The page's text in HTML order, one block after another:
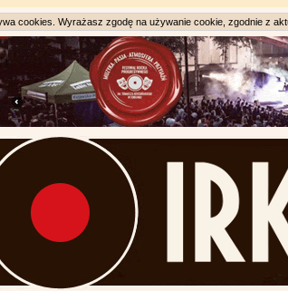
cookies. Wyrażasz zgodę na używanie cookie, zgodnie z